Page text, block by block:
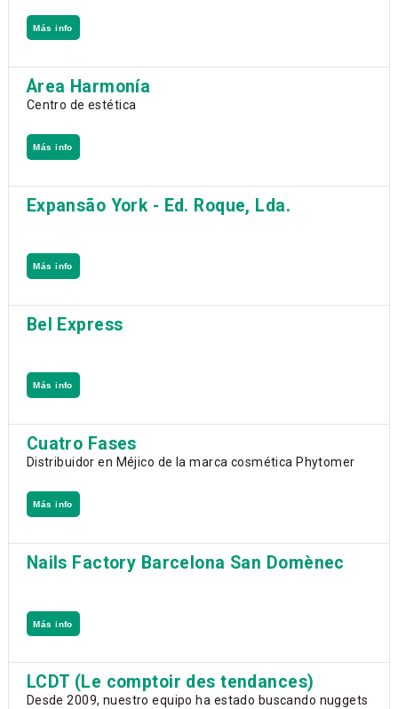
Más info
Área Harmonía
Centro de estética
Más info
Expansão York - Ed. Roque, Lda.
Más info
Bel Express
Más info
Cuatro Fases
Distribuidor en Méjico de la marca cosmética Phytomer
Más info
Nails Factory Barcelona San Domènec
Más info
LCDT (Le comptoir des tendances)
Desde 2009, nuestro equipo ha estado buscando nuggets